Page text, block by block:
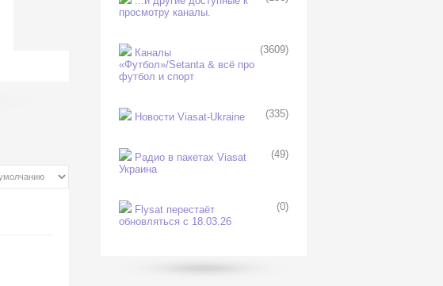
просмотру каналы.
Каналы
«Футбол»/Setanta & всё про
футбол и спорт
(3609)
Новости Viasat-Ukraine (335)
Радио в пакетах Viasat
Украина
(49)
Flysat перестаёт
обновляться с 18.03.26
(0)